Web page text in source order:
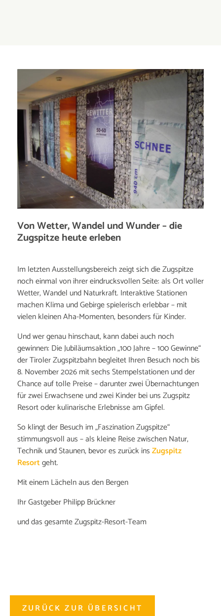
Von Wetter, Wandel und Wunder – die
Zugspitze heute erleben
Im letzten Ausstellungsbereich zeigt sich die Zugspitze
noch einmal von ihrer eindrucksvollen Seite: als Ort voller
Wetter, Wandel und Naturkraft. Interaktive Stationen
machen Klima und Gebirge spielerisch erlebbar – mit
vielen kleinen Aha-Momenten, besonders für Kinder.
Und wer genau hinschaut, kann dabei auch noch
gewinnen: Die Jubiläumsaktion „100 Jahre – 100 Gewinne“
der Tiroler Zugspitzbahn begleitet Ihren Besuch noch bis
8. November 2026 mit sechs Stempelstationen und der
Chance auf tolle Preise – darunter zwei Übernachtungen
für zwei Erwachsene und zwei Kinder bei uns Zugspitz
Resort oder kulinarische Erlebnisse am Gipfel.
So klingt der Besuch im „Faszination Zugspitze“
stimmungsvoll aus – als kleine Reise zwischen Natur,
Technik und Staunen, bevor es zurück insZugspitz
Resortgeht.
Mit einem Lächeln aus den Bergen
Ihr Gastgeber Philipp Brückner
und das gesamte Zugspitz-Resort-Team
ZURÜCK ZUR ÜBERSICHT